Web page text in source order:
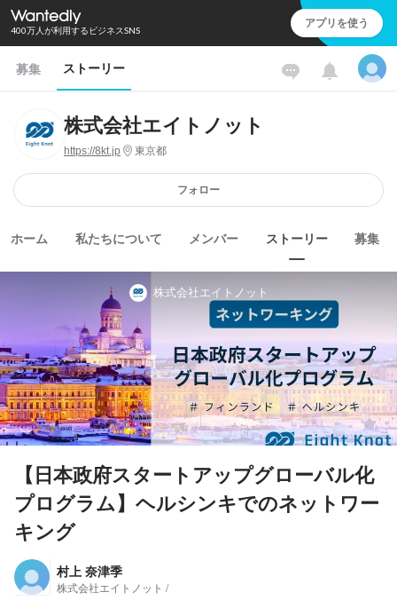
400万人が利用するビジネスSNS アプリを使う
募集 ストーリー
株式会社エイトノット
https://8kt.jp 東京都
フォロー
ホーム 私たちについて メンバー ストーリー 募集
株式会社エイトノット
【日本政府スタートアップグローバル化
プログラム】ヘルシンキでのネットワー
キング
村上 奈津季
株式会社エイトノット /